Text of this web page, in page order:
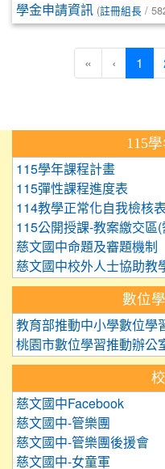
學金申請資訊 (註冊組長 /
« ‹ 1
115
115學年課程計畫
115彈性課程進度表
114教學正常化自我檢核表
115公開授課-教案繳交區
慈文國中命題及審題機制
慈文國中校外人士協助教
數位
教育部推動中小學數位學
桃園市數位學習推動辦公
慈文國中Facebook
慈文國中-管樂團
慈文國中-管樂團後援會
慈文國中-女童軍